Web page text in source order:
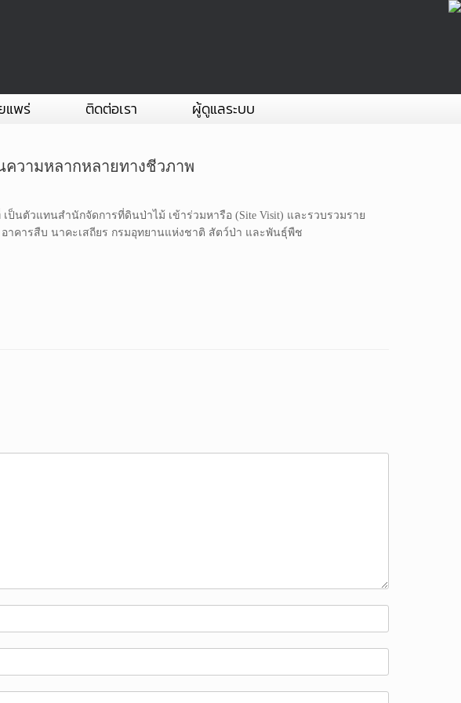
แพร่ ติดต่อเรา ผู้ดูแลระบบ
ความหลากหลายทางชีวภาพ
นตัวแทนสำนักจัดการที่ดินป่าไม้ เข้าร่วมหารือ (Site Visit) และรวบรวมราย
าคารสืบ นาคะเสถียร กรมอุทยานแห่งชาติ สัตว์ป่า และพันธุ์พืช